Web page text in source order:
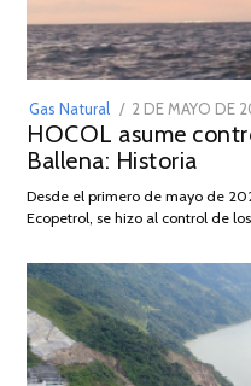
Gas Natural
POSTED
ON
2 DE MAYO DE
HOCOL asume
Ballena: Historia
Desde el primero de mayo de
Ecopetrol, se hizo al control de